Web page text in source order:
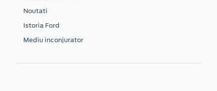
Noutati
Istoria Ford
Mediu inconjurator